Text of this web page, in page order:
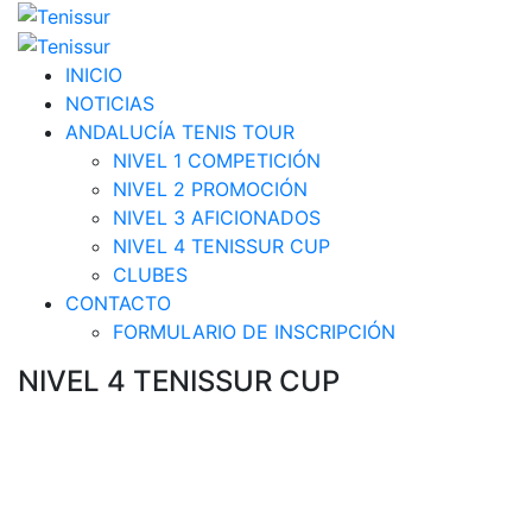
INICIO
NOTICIAS
ANDALUCÍA TENIS TOUR
NIVEL 1 COMPETICIÓN
NIVEL 2 PROMOCIÓN
NIVEL 3 AFICIONADOS
NIVEL 4 TENISSUR CUP
CLUBES
CONTACTO
FORMULARIO DE INSCRIPCIÓN
NIVEL 4 TENISSUR CUP